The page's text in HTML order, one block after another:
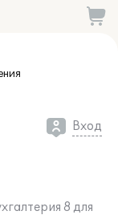
Вход
8 для